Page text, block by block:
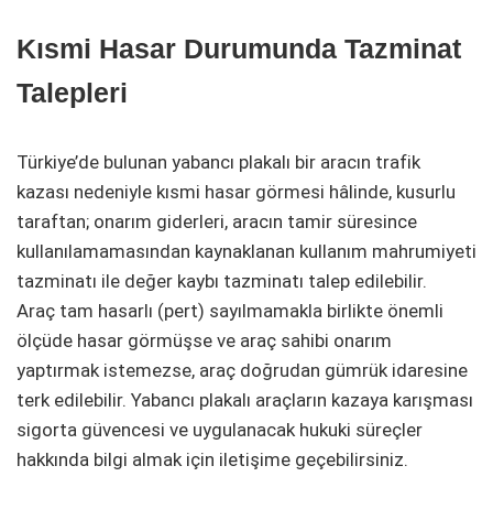
Kısmi Hasar Durumunda Tazminat
Talepleri
Türkiye’de bulunan yabancı plakalı bir aracın trafik
kazası nedeniyle kısmi hasar görmesi hâlinde, kusurlu
taraftan; onarım giderleri, aracın tamir süresince
kullanılamamasından kaynaklanan kullanım mahrumiyeti
tazminatı ile değer kaybı tazminatı talep edilebilir.
Araç tam hasarlı (pert) sayılmamakla birlikte önemli
ölçüde hasar görmüşse ve araç sahibi onarım
yaptırmak istemezse, araç doğrudan gümrük idaresine
terk edilebilir. Yabancı plakalı araçların kazaya karışması
sigorta güvencesi ve uygulanacak hukuki süreçler
hakkında bilgi almak için iletişime geçebilirsiniz.